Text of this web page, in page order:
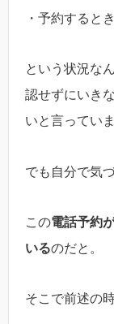
・予約すると
という状況な
認せずにいき
いと言っていま
でも自分で気づ
この電話予約
いるのだと。
そこで前述の